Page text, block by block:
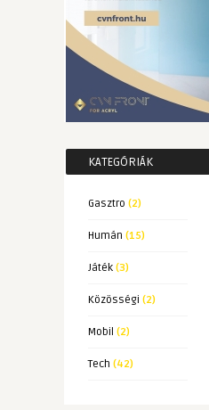
KATEGÓRIÁK
Gasztro (2)
Humán (15)
Játék(3)
Közösségi (2)
Mobil (2)
Tech (42)